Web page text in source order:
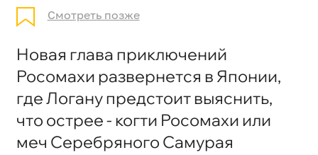
Смотреть позже
Новая глава приключений
Росомахи развернется в Японии,
где Логану предстоит выяснить,
что острее - когти Росомахи или
меч Серебряного Самурая